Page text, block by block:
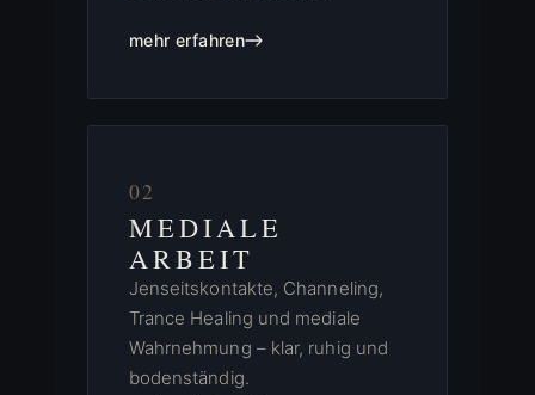
mehr erfahren
02
MEDIALE
ARBEIT
Jenseitskontakte, Channeling,
Trance Healing und mediale
Wahrnehmung – klar, ruhig und
bodenständig.